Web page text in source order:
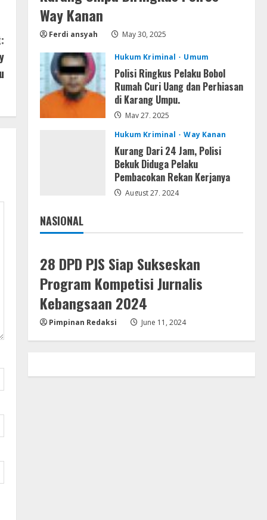
4
Bhakti; Rumah Ibu Yuli Hangus
Dilalap Api
Serialers
Adobe Acrobat Pro 2021
Portable only [100% Worked]
[Windows] 2025
August 7, 2026
Way Kanan
Ferdi ansyah May 30, 2025
Hukum Kriminal Umum
Polisi Ringkus Pelaku Bobol
Rumah Curi Uang dan Perhiasan
di Karang Umpu.
May 27, 2025
Hukum Kriminal
Way Kanan
Kurang Dari 24 Jam, Polisi
Bekuk Diduga Pelaku
Pembacokan Rekan Kerjanya
August 27, 2024
NASIONAL
Jakarta
28 DPD PJS Siap Sukseskan
Program Kompetisi Jurnalis
Kebangsaan 2024
Pimpinan Redaksi June 11, 2024